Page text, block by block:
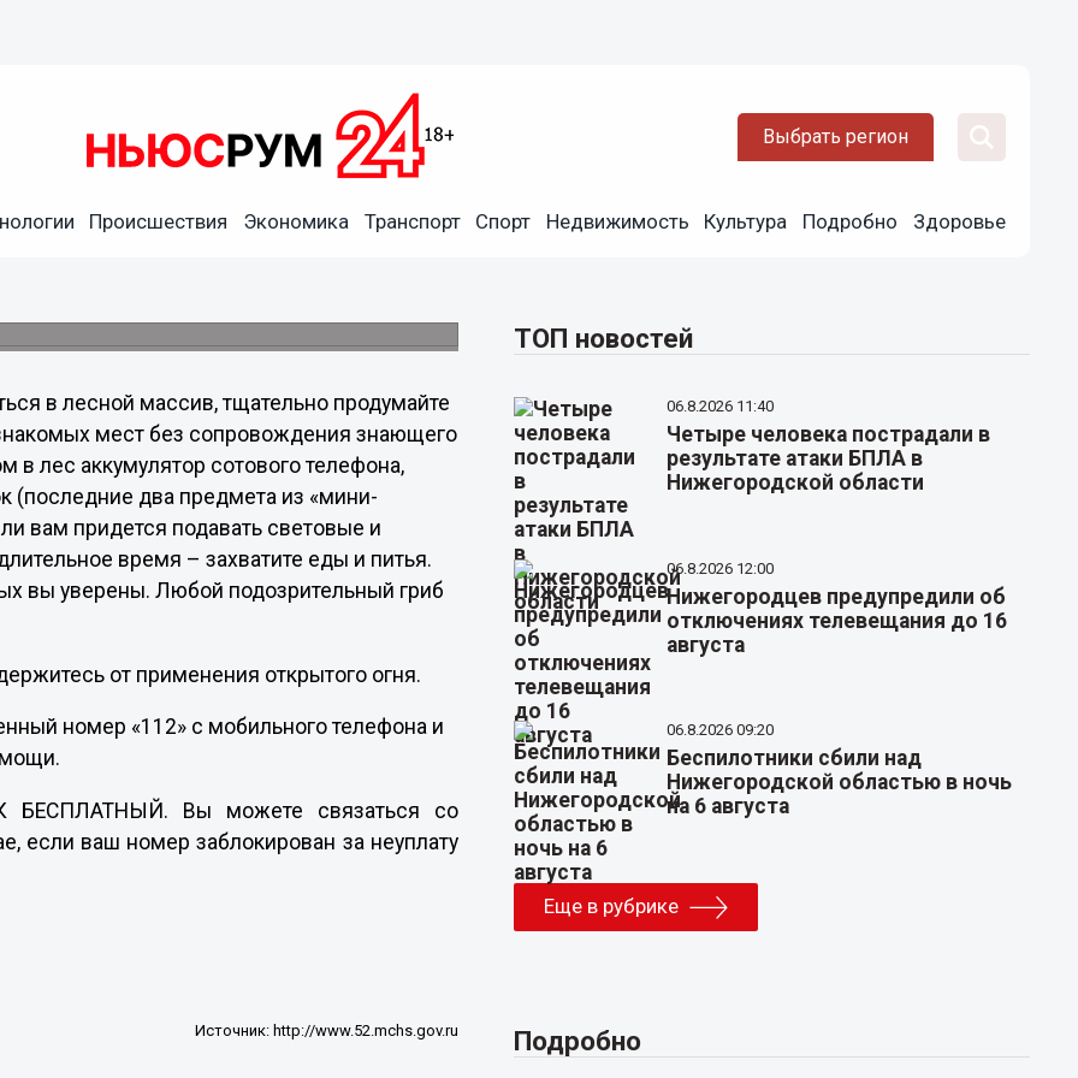
Выбрать регион
Происшествия Экономика Транспорт Спорт Недвижимость Культура Подробно Здоровье
в лесной массив, тщательно продумайте
мест без сопровождения знающего
в лес аккумулятор сотового телефона,
(последние два предмета из «мини-
вам придется подавать световые и
время – захватите еды и питья.
вы уверены. Любой подозрительный гриб
от применения открытого огня.
номер «112» с мобильного телефона и
БЕСПЛАТНЫЙ. Вы можете связаться со
если ваш номер заблокирован за неуплату
Источник: http://www.52.mchs.gov.ru
ТОП новостей
06.8.2026 11:40
Четыре человека пострадали в
результате атаки БПЛА в
Нижегородской области
06.8.2026 12:00
Нижегородцев предупредили об
отключениях телевещания до 16
августа
06.8.2026 09:20
Беспилотники сбили над
Нижегородской областью в ночь
на 6 августа
Еще в рубрике
Подробно